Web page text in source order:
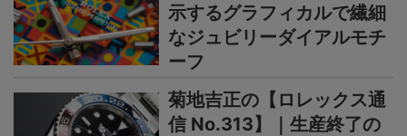
示するグラフィカルで繊細
なジュビリーダイアルモチ
ーフ
菊地吉正の【ロレックス通
信 No.313】｜生産終了の